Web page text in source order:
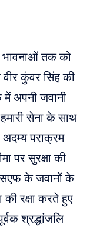
भावनाओं तक को
कुंवर सिंह की
अपनी जवानी
सेना के साथ
अदम्य पराक्रम
पर सुरक्षा की
के जवानों के
की रक्षा करते हुए
श्रद्धांजलि